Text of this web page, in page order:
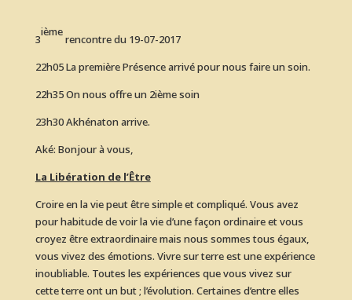
3
ième
rencontre du 19-07-2017
22h05 La première Présence arrivé pour nous faire un soin.
22h35 On nous offre un 2ième soin
23h30 Akhénaton arrive.
Aké: Bonjour à vous,
La Libération de l’Être
Croire en la vie peut être simple et compliqué. Vous avez
pour habitude de voir la vie d’une façon ordinaire et vous
croyez être extraordinaire mais nous sommes tous égaux,
vous vivez des émotions. Vivre sur terre est une expérience
inoubliable. Toutes les expériences que vous vivez sur
cette terre ont un but ; l’évolution. Certaines d’entre elles